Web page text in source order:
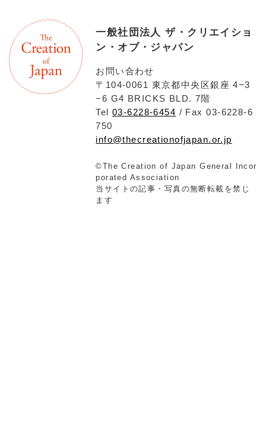
一般社団法人 ザ・クリエイショ
ン・オブ・ジャパン
お問い合わせ
〒104-0061 東京都中央区銀座 4−3
−6 G4 BRICKS BLD. 7階
Tel03-6228-6454 / Fax 03-6228-6
750
info@thecreationofjapan.or.jp
©The Creation of Japan General Incor
porated Association
当サイトの記事・写真の無断転載を禁じ
ます